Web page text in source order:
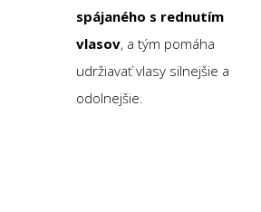
spájaného s rednutím
vlasov, a tým pomáha
udržiavať vlasy silnejšie a
odolnejšie.